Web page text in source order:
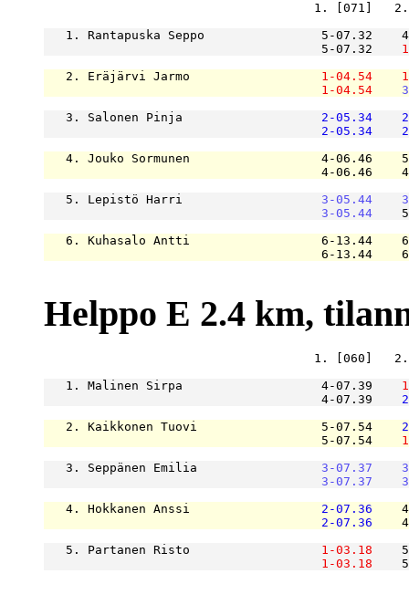
1. [071]
1. Rantapuska Seppo                5-07.32
                                      5-07.32
   2. Eräjärvi Jarmo
1-04.54
1-04.54
   3. Salonen Pinja
2-05.34
2-05.34
4. Jouko Sormunen                  4-06.46
4-06.46
   5. Lepistö Harri
3-05.44
3-05.44
6. Kuhasalo Antti                  6-13.44
6-13.44
Helppo E 2.4 km,
1. [060]
   1. Malinen Sirpa                   4-07.39
                                      4-07.39
   2. Kaikkonen Tuovi                 5-07.54
                                      5-07.54
   3. Seppänen Emilia
3-07.37
3-07.37
   4. Hokkanen Anssi
2-07.36
2-07.36
   5. Partanen Risto
1-03.18
1-03.18